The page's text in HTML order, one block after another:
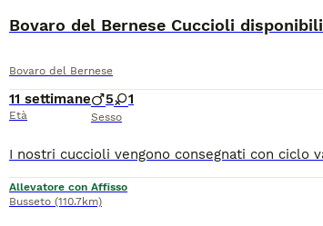
Bovaro del Bernese Cuccioli disponibili
Bovaro del Bernese
11 settimane
Età
5 1
Sesso
Allevatore con Affisso
Busseto (110.7km)